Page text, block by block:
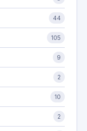
44
105
9
2
10
2